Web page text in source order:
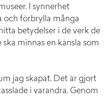
I synnerhet
och förbrylla många
betydelser i de verk de
minnas en känsla som
jag skapat. Det är gjort
i varandra. Genom